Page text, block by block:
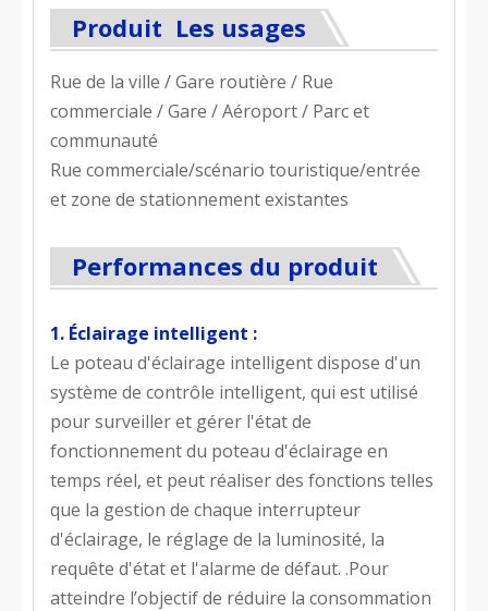
Produit Les usages
Rue de la ville / Gare routière / Rue
commerciale / Gare / Aéroport / Parc et
communauté
Rue commerciale/scénario touristique/entrée
et zone de stationnement existantes
Performances du produit
1. Éclairage intelligent :
Le poteau d'éclairage intelligent dispose d'un
système de contrôle intelligent, qui est utilisé
pour surveiller et gérer l'état de
fonctionnement du poteau d'éclairage en
temps réel, et peut réaliser des fonctions telles
que la gestion de chaque interrupteur
d'éclairage, le réglage de la luminosité, la
requête d'état et l'alarme de défaut. .Pour
atteindre l’objectif de réduire la consommation